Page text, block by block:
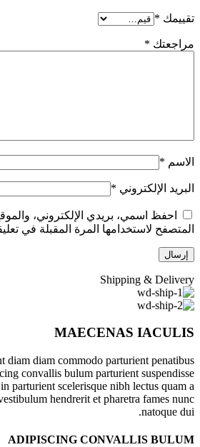
تقييمك *
مراجعتك *
الاسم *
البريد الإلكتروني *
احفظ اسمي، بريدي الإلكتروني،
المتصفح لاستخدامها المرة المقبلة في
Shipping & Delivery
MAECENAS IACULIS
diam diam commodo parturient penatibus
convallis bulum parturient suspendisse
parturient scelerisque nibh lectus quam a
hendrerit et pharetra fames nunc
natoque dui.
ADIPISCING CONVALLIS BULUM